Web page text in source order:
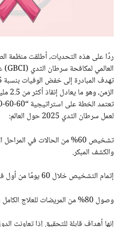
ردًا على هذه التحديات، أطلقت منظمة
العالمي لمكافحة سرطان الثدي (GBCI) عام 2021.
الزمن، وهو ما يعادل إنقاذ أكثر من 2.5 مليون حياة.
لعمل سرطان الثدي 2025 حول العالم:
تشخيص 60% من الحالات في
والكشف المبكر.
إتمام التشخيص خلال 60 يومًا من أول فحص لضمان العلاج السريع.
وصول 80% من المريضات للعلاج الكامل دون انقطاع أو تأخير.